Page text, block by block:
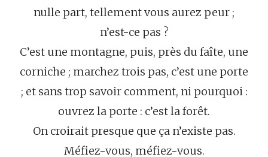
nulle part, tellement vous aurez peur ;
n’est-ce pas ?
C’est une montagne, puis, près du faîte, une
corniche ; marchez trois pas, c’est une porte
; et sans trop savoir comment, ni pourquoi :
ouvrez la porte : c’est la forêt.
On croirait presque que ça n’existe pas.
Méfiez-vous, méfiez-vous.